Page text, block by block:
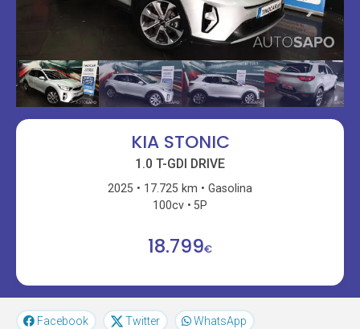
KIA STONIC
1.0 T-GDI DRIVE
2025 17.725 km
Gasolina
100cv
5P
18.799€
Facebook Twitter WhatsApp